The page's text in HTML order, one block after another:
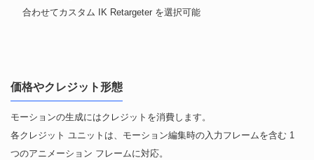
合わせてカスタム IK Retargeter を選択可能
価格やクレジット形態
モーションの生成にはクレジットを消費します。
各クレジット ユニットは、モーション編集時の入力フレームを含む 1
つのアニメーション フレームに対応。